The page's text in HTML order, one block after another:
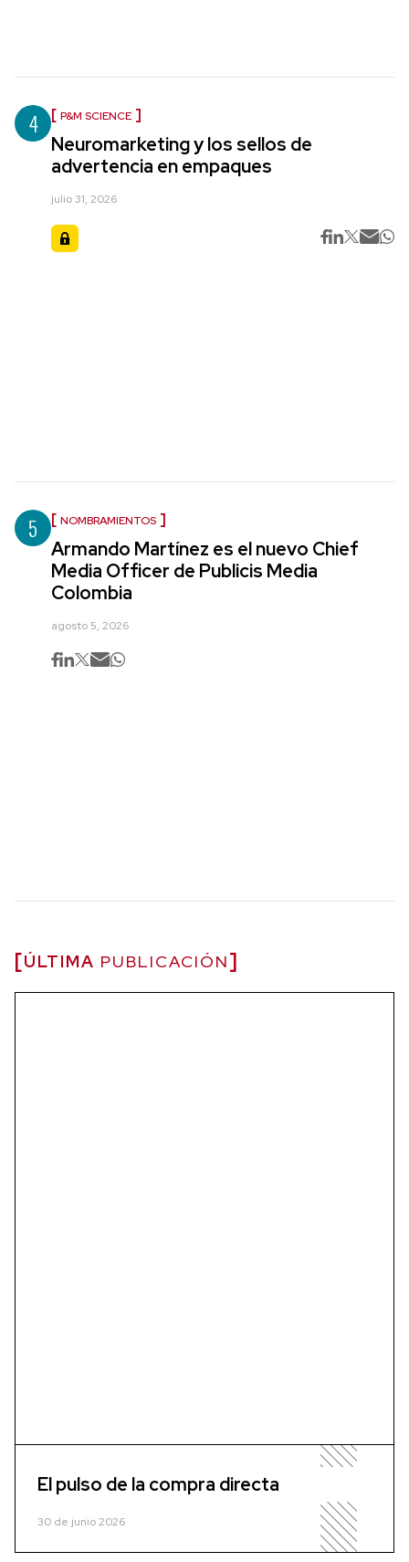
4 P&M SCIENCE
Neuromarketing y los sellos de
advertencia en empaques
julio 31, 2026
5 NOMBRAMIENTOS
Armando Martínez es el nuevo Chief
Media Officer de Publicis Media
Colombia
agosto 5, 2026
ÚLTIMA PUBLICACIÓN
El pulso de la compra directa
30 de junio 2026